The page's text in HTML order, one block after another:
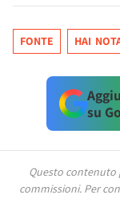
FONTE HAI
su
Questo contenuto
commissioni. Per